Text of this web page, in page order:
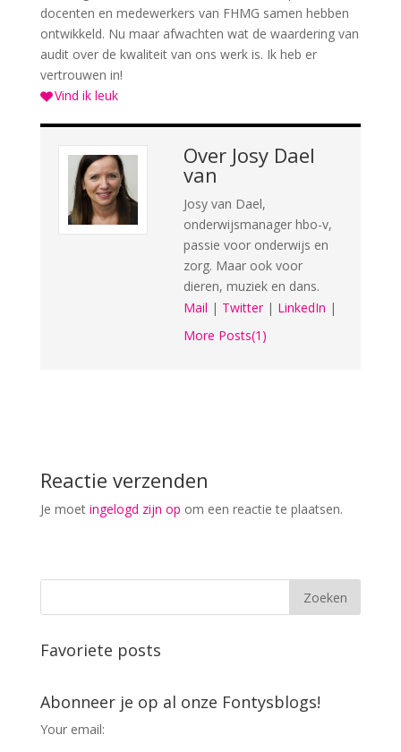
docenten en medewerkers van FHMG samen hebben
ontwikkeld. Nu maar afwachten wat de waardering van
audit over de kwaliteit van ons werk is. Ik heb er
vertrouwen in!
Vind ik leuk
Over Josy Dael
van
Josy van Dael,
onderwijsmanager hbo-v,
passie voor onderwijs en
zorg. Maar ook voor
dieren, muziek en dans.
Mail | Twitter| LinkedIn |
More Posts(1)
Reactie verzenden
Je moet ingelogd zijn op om een reactie te plaatsen.
Favoriete posts
Abonneer je op al onze Fontysblogs!
Your email: